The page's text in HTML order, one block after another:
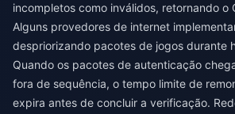
incompletos como inválidos, retornando o
Alguns provedores de internet
despriorizando pacotes de jogos durante
Quando os pacotes de autenticação
fora de sequência, o tempo limite de
expira antes de concluir a verificação.